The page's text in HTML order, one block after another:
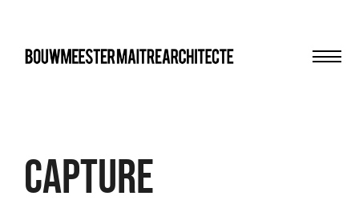
Capture